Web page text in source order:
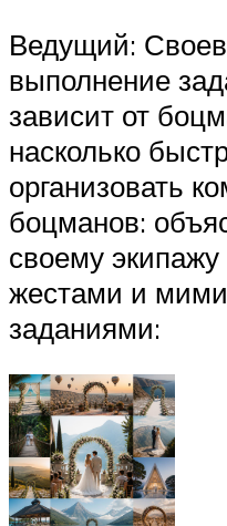
Ведущий:
выполнение
зависит от
насколько
организовать
боцманов:
своему экипажу
жестами и
заданиями: